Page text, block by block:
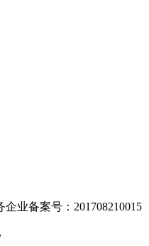
业备案号：201708210015